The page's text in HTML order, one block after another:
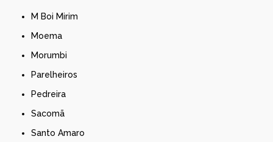
M Boi Mirim
Moema
Morumbi
Parelheiros
Pedreira
Sacomã
Santo Amaro